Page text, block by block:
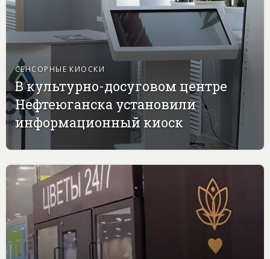
СЕНСОРНЫЕ КИОСКИ
В культурно-досуговом центре
Нефтеюганска установили
информационный киоск